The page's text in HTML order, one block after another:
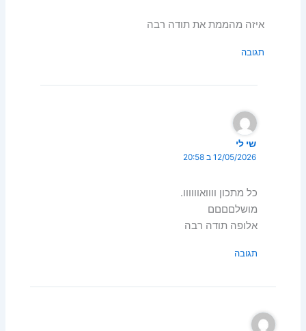
איזה מהממת את תודה רבה
תגובה
שי לי
12/05/2026 ב 20:58
כל מתכון וווואוווווו.
מושלםםםם
אלופה תודה רבה
תגובה